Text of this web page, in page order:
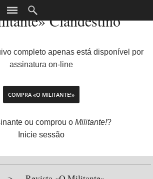
Clandestino
completo apenas está disponível por
assinatura on-line
COMPRA «O MILITANTE!»
ou comprou o Militante!?
Inicie sessão